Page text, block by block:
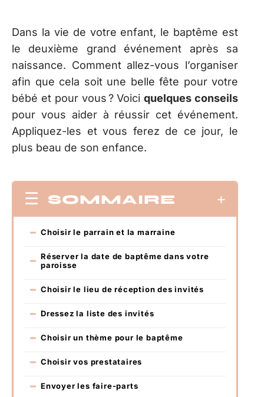
Dans la vie de votre enfant, le baptême est
le deuxième grand événement après sa
naissance. Comment allez-vous l’organiser
afin que cela soit une belle fête pour votre
bébé et pour vous ? Voiciquelques conseils
pour vous aider à réussir cet événement.
Appliquez-les et vous ferez de ce jour, le
plus beau de son enfance.
SOMMAIRE
Choisir le parrain et la marraine
Réserver la date de baptême dans votre
paroisse
Choisir le lieu de réception des invités
Dressez la liste des invités
Choisir un thème pour le baptême
Choisir vos prestataires
Envoyer les faire-parts